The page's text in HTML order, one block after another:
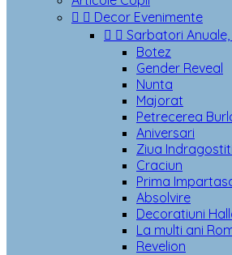
  Decor Evenimente
  Sarbatori
Botez
Gender Reveal
Nunta
Majorat
Petrecerea
Aniversari
Ziua
Craciun
Prima
Absolvire
Decoratiuni
La multi ani
Revelion